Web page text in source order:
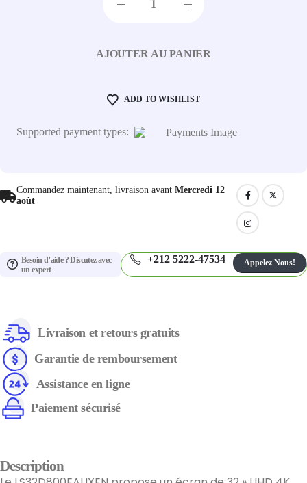
AJOUTER AU PANIER
ADD TO WISHLIST
Supported payment types:
Commandez maintenant, livraison avant Mercredi 12
août
Besoin d’aide ? Discutez avec
un expert
+212 5222-47534 Appelez Nous!
Livraison et retours gratuits
Garantie de remboursement
Assistance en ligne
Paiement sécurisé
Description